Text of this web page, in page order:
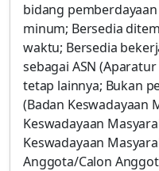
bidang
minum; Bersedia
waktu; Bersedia
sebagai ASN
tetap lainnya; Bukan
(Badan Keswadayaan
Keswadayaan
Keswadayaan
Anggota/Calon